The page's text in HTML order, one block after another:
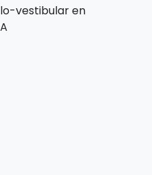
vestibular en